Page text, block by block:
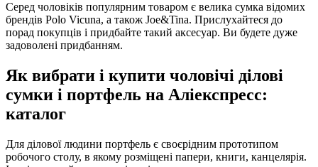
Серед чоловіків популярним товаром є велика сумка відомих
брендів Polo Vicuna, а також Joe&Tina. Прислухайтеся до
порад покупців і придбайте такий аксесуар. Ви будете дуже
задоволені придбанням.
Як вибрати і купити чоловічі ділові
сумки і портфель на Аліекспресс:
каталог
Для ділової людини портфель є своєрідним прототипом
робочого столу, в якому розміщені папери, книги, канцелярія.